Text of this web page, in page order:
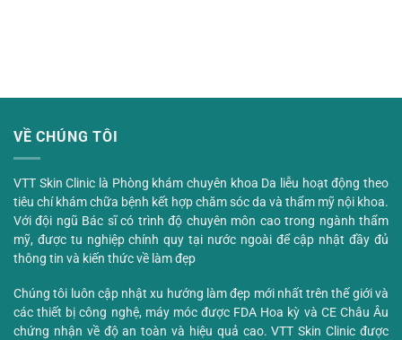
VỀ CHÚNG TÔI
VTT Skin Clinic là Phòng khám chuyên khoa Da liễu hoạt động theo
tiêu chí khám chữa bệnh kết hợp chăm sóc da và thẩm mỹ nội khoa.
Với đội ngũ Bác sĩ có trình độ chuyên môn cao trong ngành thẩm
mỹ, được tu nghiệp chính quy tại nước ngoài để cập nhật đầy đủ
thông tin và kiến thức về làm đẹp
Chúng tôi luôn cập nhật xu hướng làm đẹp mới nhất trên thế giới và
các thiết bị công nghệ, máy móc được FDA Hoa kỳ và CE Châu Âu
chứng nhận về độ an toàn và hiệu quả cao. VTT Skin Clinic được